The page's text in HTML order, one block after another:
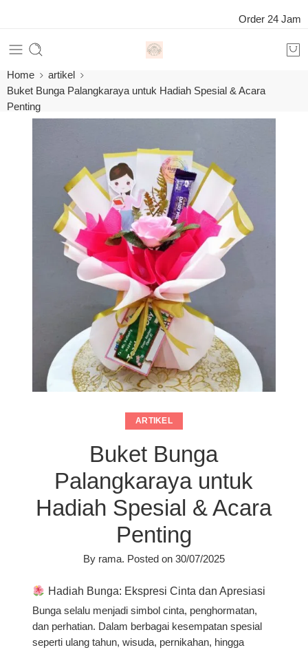
Order 24 Jam Online Now
Home
artikel
Buket Bunga Palangkaraya untuk Hadiah Spesial & Acara
Penting
ARTIKEL
Buket Bunga
Palangkaraya untuk
Hadiah Spesial & Acara
Penting
By rama. Posted on 30/07/2025
Hadiah Bunga: Ekspresi Cinta dan Apresiasi
Bunga selalu menjadi simbol cinta, penghormatan,
dan perhatian. Dalam berbagai kesempatan spesial
seperti ulang tahun, wisuda, pernikahan, hingga